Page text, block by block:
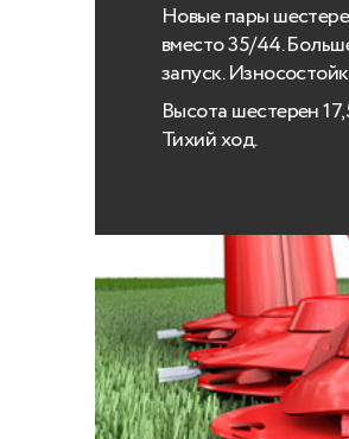
Новые пары
вместо 35/44.
запуск.
Высота шестерен
Тихий ход.